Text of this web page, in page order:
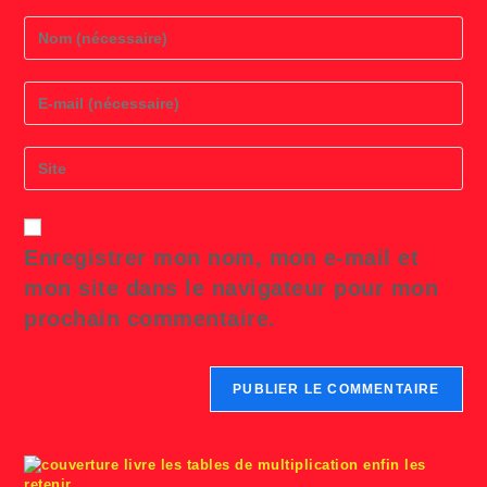
Enter
your
or
username
to
comment
Enter
your
address
comment
Saisir
l’URL
votre
site
(facultatif)
Enregistrer mon nom, mon e-mail et
mon site dans le navigateur pour mon
prochain commentaire.